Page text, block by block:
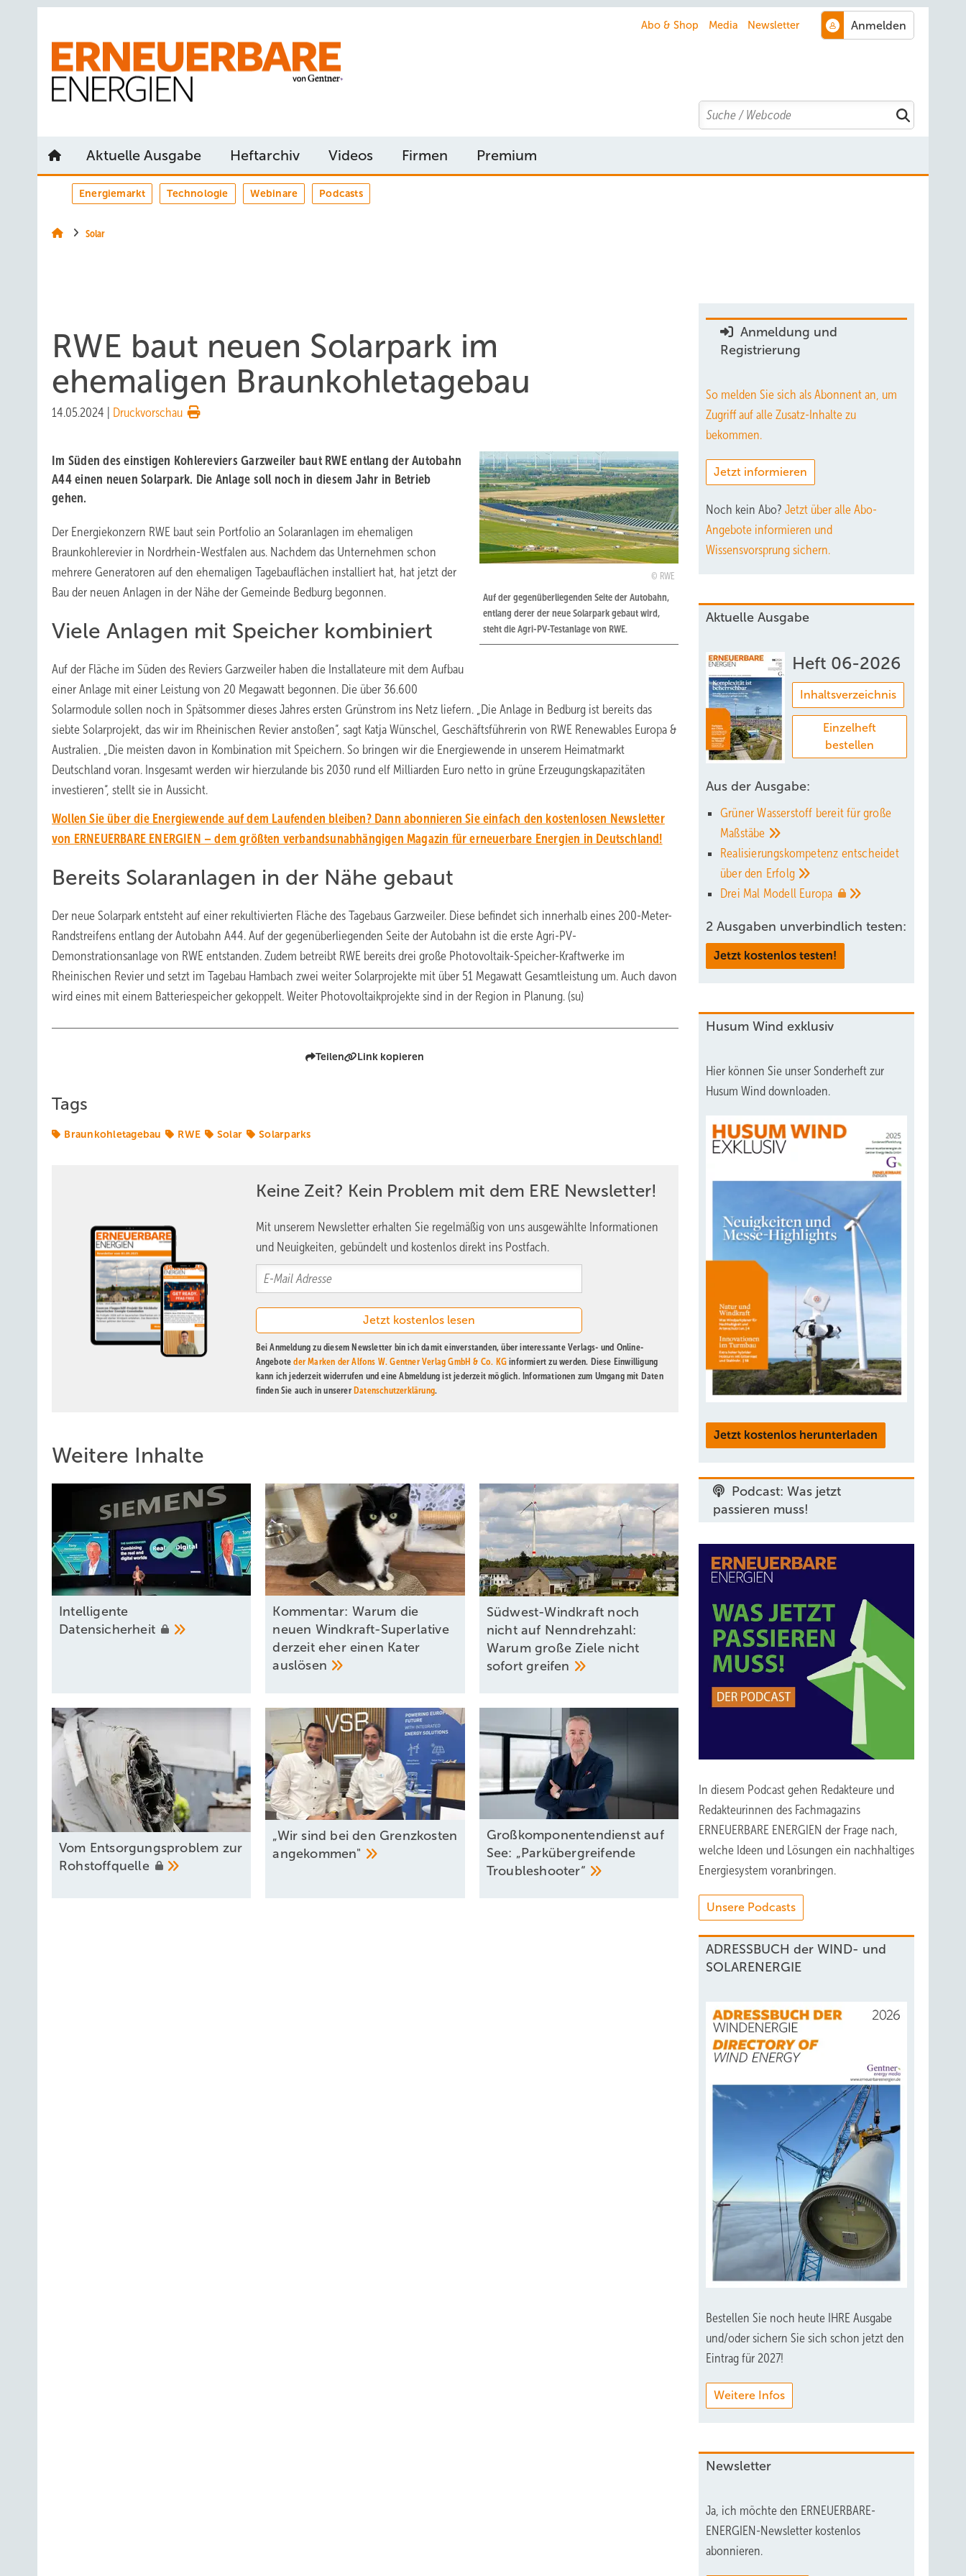
Abo & Shop Media Newsletter
Search
Aktuelle Ausgabe Heftarchiv Videos Firmen Premium
Energiemarkt Technologie Webinare Podcasts
Solar
RWE baut neuen Solarpark im
ehemaligen Braunkohletagebau
14.05.2024 Druckvorschau
RWE
Auf der gegenüberliegenden Seite der Autobahn,
entlang derer der neue Solarpark gebaut wird,
steht die Agri-PV-Testanlage von RWE.
Im Süden des einstigen Kohlereviers Garzweiler baut RWE entlang der Autobahn
A44 einen neuen Solarpark. Die Anlage soll noch in diesem Jahr in Betrieb
gehen.
Der Energiekonzern RWE baut sein Portfolio an Solaranlagen im ehemaligen
Braunkohlerevier in Nordrhein-Westfalen aus. Nachdem das Unternehmen schon
mehrere Generatoren auf den ehemaligen Tagebauflächen installiert hat, hat jetzt der
Bau der neuen Anlagen in der Nähe der Gemeinde Bedburg begonnen.
Viele Anlagen mit Speicher kombiniert
Auf der Fläche im Süden des Reviers Garzweiler haben die Installateure mit dem Aufbau
einer Anlage mit einer Leistung von 20 Megawatt begonnen. Die über 36.600
Solarmodule sollen noch in Spätsommer dieses Jahres ersten Grünstrom ins Netz liefern. „Die Anlage in Bedburg ist bereits das
siebte Solarprojekt, das wir im Rheinischen Revier anstoßen“, sagt Katja Wünschel, Geschäftsführerin von RWE Renewables Europa &
Australien. „Die meisten davon in Kombination mit Speichern. So bringen wir die Energiewende in unserem Heimatmarkt
Deutschland voran. Insgesamt werden wir hierzulande bis 2030 rund elf Milliarden Euro netto in grüne Erzeugungskapazitäten
investieren“, stellt sie in Aussicht.
Wollen Sie über die Energiewende auf dem Laufenden bleiben? Dann abonnieren Sie einfach den kostenlosen Newsletter
von ERNEUERBARE ENERGIEN – dem größten verbandsunabhängigen Magazin für erneuerbare Energien in Deutschland!
Bereits Solaranlagen in der Nähe gebaut
Der neue Solarpark entsteht auf einer rekultivierten Fläche des Tagebaus Garzweiler. Diese befindet sich innerhalb eines 200-Meter-
Randstreifens entlang der Autobahn A44. Auf der gegenüberliegenden Seite der Autobahn ist die erste Agri-PV-
Demonstrationsanlage von RWE entstanden. Zudem betreibt RWE bereits drei große Photovoltaik-Speicher-Kraftwerke im
Rheinischen Revier und setzt im Tagebau Hambach zwei weiter Solarprojekte mit über 51 Megawatt Gesamtleistung um. Auch davon
wird eines mit einem Batteriespeicher gekoppelt. Weiter Photovoltaikprojekte sind in der Region in Planung. (su)
Teilen Link kopieren
Tags
Braunkohletagebau RWE Solar Solarparks
Keine Zeit? Kein Problem mit dem ERE Newsletter!
Mit unserem Newsletter erhalten Sie regelmäßig von uns ausgewählte Informationen
und Neuigkeiten, gebündelt und kostenlos direkt ins Postfach.
Bei Anmeldung zu diesem Newsletter bin ich damit einverstanden, über interessante Verlags- und Online-
Angeboteder Marken der Alfons W. Gentner Verlag GmbH & Co. KG informiert zu werden. Diese Einwilligung
kann ich jederzeit widerrufen und eine Abmeldung ist jederzeit möglich. Informationen zum Umgang mit Daten
finden Sie auch in unserer Datenschutzerklärung.
Weitere Inhalte
Intel ligente
Datensicherheit
Kommentar: Warum die
neuen Windkraft-Superlative
derzeit eher einen Kater
auslösen
Südwest-Windkraft noch
nicht auf Nenndrehzahl:
Warum große Ziele nicht
sofortgreifen
Vom Entsorgungsproblem zur
Rohstoffquelle
„Wir sind bei den Grenzkosten
angekommen"
Großkomponentendienst auf
See: „Parkübergreifende
Troubleshooter“
Anmeldung und
Registrierung
So melden Sie sich als Abonnent an, um
Zugriff auf alle Zusatz-Inhalte zu
bekommen.
Jetzt informieren
Noch kein Abo? Jetzt über alle Abo-
Angebote informieren und
Wissensvorsprung sichern.
Aktuelle Ausgabe
Heft 06-2026
Inhaltsverzeichnis
Einzelheft
bestellen
Aus der Ausgabe:
Grüner Wasserstoff bereit für große
Maßstäbe
Realisierungskompetenz entscheidet
über den Erfolg
Drei Mal Modell Europa
2 Ausgaben unverbindlich testen:
Jetzt kostenlos testen!
Husum Wind exklusiv
Hier können Sie unser Sonderheft zur
Husum Wind downloaden.
Jetzt kostenlos herunterladen
Podcast: Was jetzt
passieren muss!
In diesem Podcast gehen Redakteure und
Redakteurinnen des Fachmagazins
ERNEUERBARE ENERGIEN der Frage nach,
welche Ideen und Lösungen ein nachhaltiges
Energiesystem voranbringen.
Unsere Podcasts
ADRESSBUCH der WIND- und
SOLARENERGIE
Bestellen Sie noch heute IHRE Ausgabe
und/oder sichern Sie sich schon jetzt den
Eintrag für 2027!
Weitere Infos
Newsletter
Ja, ich möchte den ERNEUERBARE-
ENERGIEN-Newsletter kostenlos
abonnieren.